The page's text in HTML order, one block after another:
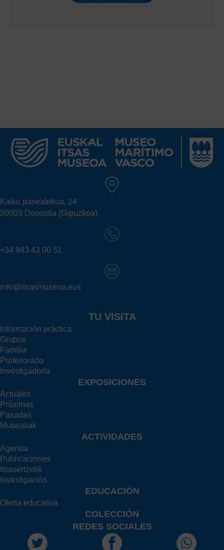
Kaiko pasealekua, 24
20003 Donostia (Gipuzkoa)
+34 943 43 00 51
info@itsasmuseoa.eus
TU VISITA
Información práctica
Grupos
Familia
Profesorado
Investigador/a
EXPOSICIONES
Actuales
Próximas
Pasadas
Musealiak
ACTIVIDADES
Agenda
Publicaciones
Itsasertzetik
Investigación
EDUCACIÓN
Oferta educativa
COLECCIÓN
REDES SOCIALES